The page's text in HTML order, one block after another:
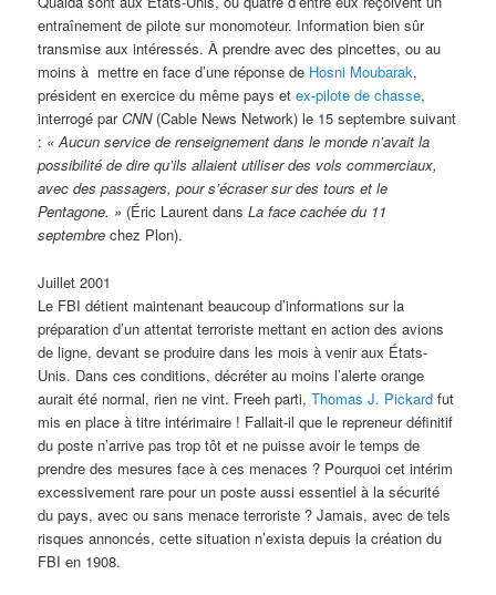
entraînement de pilote sur monomoteur. Information bien sûr
transmise aux intéressés. À prendre avec des pincettes, ou au
moins à mettre en face d’une réponse de Hosni Moubarak,
président en exercice du même pays etex-pilote de chasse,
interrogé parCNN(Cable News Network) le 15 septembre suivant
: « Aucun service de renseignement dans le monde n’avait la
possibilité de dire qu’ils allaient utiliser des vols commerciaux,
avec des passagers, pour s’écraser sur des tours et le
Pentagone. » (Éric Laurent dansLa face cachée du 11
septembre chez Plon).
Juillet 2001
Le FBI détient maintenant beaucoup d’informations sur la
préparation d’un attentat terroriste mettant en action des avions
de ligne, devant se produire dans les mois à venir aux États-
Unis. Dans ces conditions, décréter au moins l’alerte orange
aurait été normal, rien ne vint. Freeh parti,Thomas J. Pickard fut
mis en place à titre intérimaire ! Fallait-il que le repreneur définitif
du poste n’arrive pas trop tôt et ne puisse avoir le temps de
prendre des mesures face à ces menaces ? Pourquoi cet intérim
excessivement rare pour un poste aussi essentiel à la sécurité
du pays, avec ou sans menace terroriste ? Jamais, avec de tels
risques annoncés, cette situation n’exista depuis la création du
FBI en 1908.